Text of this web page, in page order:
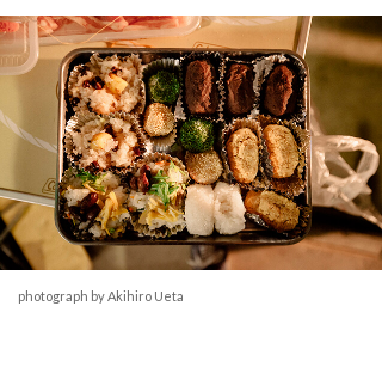
photograph by Akihiro Ueta